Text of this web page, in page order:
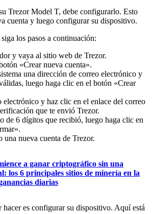
Trezor Model T, debe configurarlo. Esto
cuenta y luego configurar su dispositivo.
los pasos a continuación:
y vaya al sitio web de Trezor.
«Crear nueva cuenta».
una dirección de correo electrónico y
luego haga clic en el botón «Crear
electrónico y haz clic en el enlace del correo
que te envió Trezor.
de 6 dígitos que recibió, luego haga clic en
una nueva cuenta de Trezor.
a ganar criptográfico sin una
los 6 principales sitios de minería en la
diarias
hacer es configurar su dispositivo. Aquí está